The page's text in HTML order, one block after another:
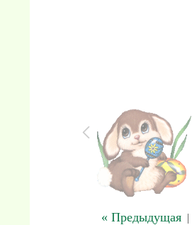
« Предыдущая|